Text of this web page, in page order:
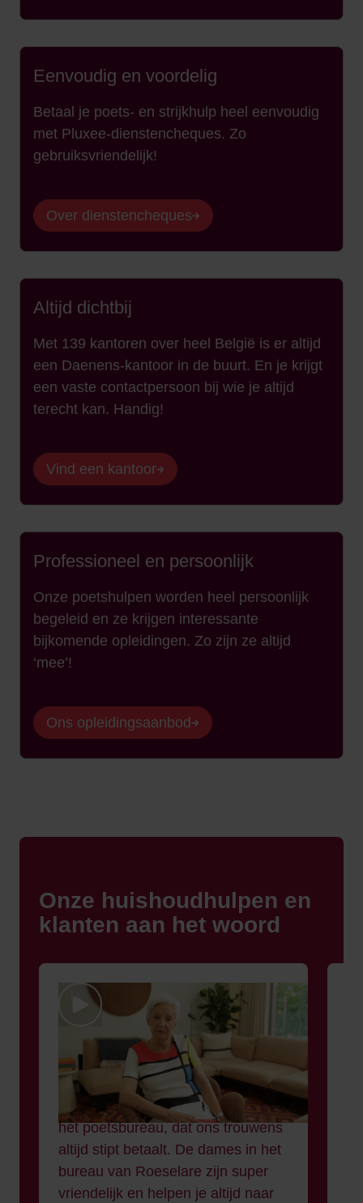
Eenvoudig en voordelig
Betaal je poets- en strijkhulp heel eenvoudig
met Pluxee-dienstencheques. Zo
gebruiksvriendelijk!
Over dienstencheques
Altijd dichtbij
Met 139 kantoren over heel België is er altijd
een Daenens-kantoor in de buurt. En je krijgt
een vaste contactpersoon bij wie je altijd
terecht kan. Handig!
Vind een kantoor
Professioneel en persoonlijk
Onze poetshulpen worden heel persoonlijk
begeleid en ze krijgen interessante
bijkomende opleidingen. Zo zijn ze altijd
‘mee’!
Ons opleidingsaanbod
Onze huishoudhulpen en
klanten aan het woord
Ik werk al acht jaar voor Daenens
en doe het werk ontzettend graag.
Ik heb echt topklanten. Als er
veranderingen aan de planning
zijn, kan ik dat altijd bespreken met
het poetsbureau, dat ons trouwens
altijd stipt betaalt. De dames in het
bureau van Roeselare zijn super
vriendelijk en helpen je altijd naar